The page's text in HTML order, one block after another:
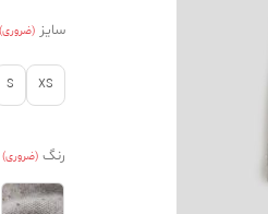
سایز (ضروری)
XS
S
رنگ (ضروری)